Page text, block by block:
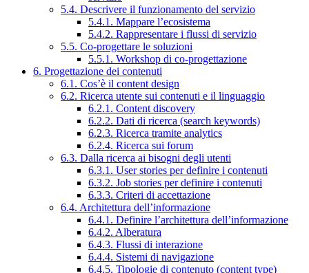
5.4. Descrivere il funzionamento del servizio
5.4.1. Mappare l’ecosistema
5.4.2. Rappresentare i flussi di servizio
5.5. Co-progettare le soluzioni
5.5.1. Workshop di co-progettazione
6. Progettazione dei contenuti
6.1. Cos’è il content design
6.2. Ricerca utente sui contenuti e il linguaggio
6.2.1. Content discovery
6.2.2. Dati di ricerca (search keywords)
6.2.3. Ricerca tramite analytics
6.2.4. Ricerca sui forum
6.3. Dalla ricerca ai bisogni degli utenti
6.3.1. User stories per definire i contenuti
6.3.2. Job stories per definire i contenuti
6.3.3. Criteri di accettazione
6.4. Architettura dell’informazione
6.4.1. Definire l’architettura dell’informazione
6.4.2. Alberatura
6.4.3. Flussi di interazione
6.4.4. Sistemi di navigazione
6.4.5. Tipologie di contenuto (content type)